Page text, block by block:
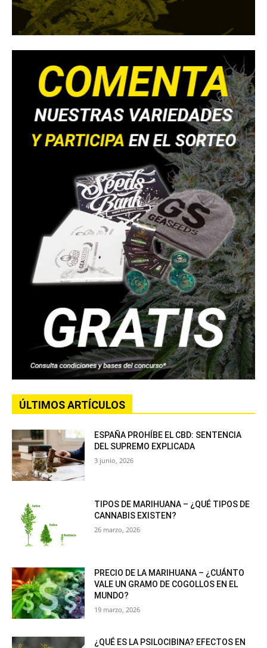
ÚLTIMOS ARTÍCULOS
ESPAÑA PROHÍBE EL CBD: SENTENCIA
DEL SUPREMO EXPLICADA
3 junio, 2026
TIPOS DE MARIHUANA – ¿QUÉ TIPOS DE
CANNABIS EXISTEN?
26 marzo, 2026
PRECIO DE LA MARIHUANA – ¿CUÁNTO
VALE UN GRAMO DE COGOLLOS EN EL
MUNDO?
19 marzo, 2026
¿QUÉ ES LA PSILOCIBINA? EFECTOS EN